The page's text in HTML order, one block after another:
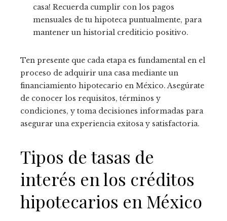
casa! Recuerda cumplir con los pagos
mensuales de tu hipoteca puntualmente, para
mantener un historial crediticio positivo.
Ten presente que cada etapa es fundamental en el
proceso de adquirir una casa mediante un
financiamiento hipotecario en México. Asegúrate
de conocer los requisitos, términos y
condiciones, y toma decisiones informadas para
asegurar una experiencia exitosa y satisfactoria.
Tipos de tasas de
interés en los créditos
hipotecarios en México